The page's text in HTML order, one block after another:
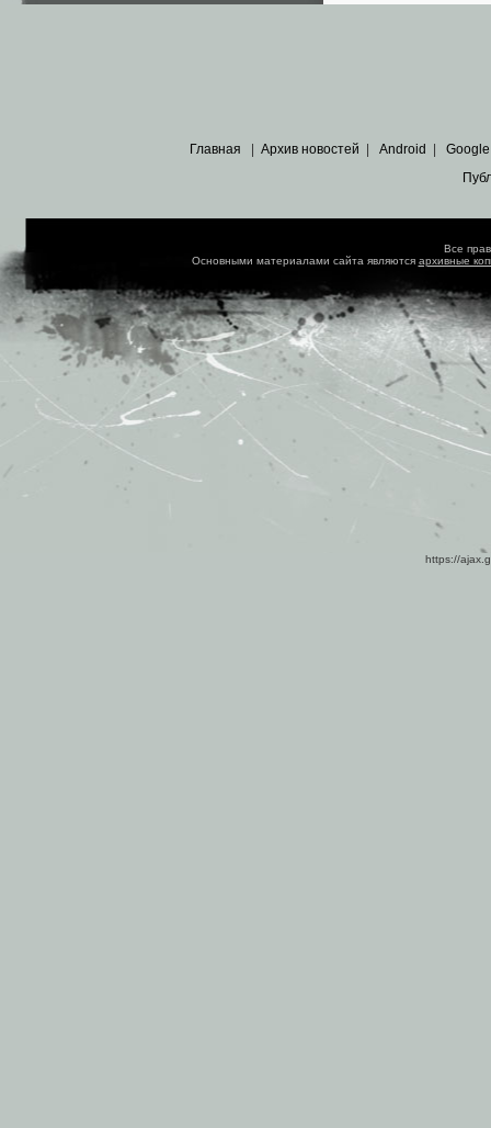
Главная Архив новостей Android Google
Все
Основными материалами сайта являются архивные
https://